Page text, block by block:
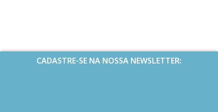
CADASTRE-SE NA NOSSA NEWSLETTER: